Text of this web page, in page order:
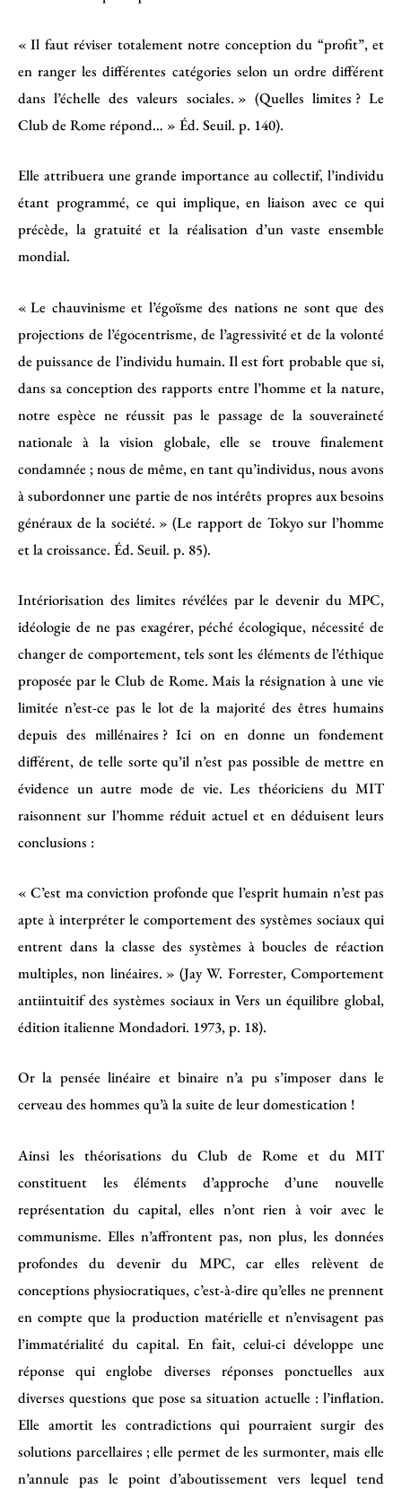
« Il faut réviser totalement notre conception du “profit”, et
en ranger les différentes catégories selon un ordre différent
dans l’échelle des valeurs sociales. » (Quelles limites ? Le
Club de Rome répond… » Éd. Seuil. p. 140).
Elle attribuera une grande importance au collectif, l’individu
étant programmé, ce qui implique, en liaison avec ce qui
précède, la gratuité et la réalisation d’un vaste ensemble
mondial.
« Le chauvinisme et l’égoïsme des nations ne sont que des
projections de l’égocentrisme, de l’agressivité et de la volonté
de puissance de l’individu humain. Il est fort probable que si,
dans sa conception des rapports entre l’homme et la nature,
notre espèce ne réussit pas le passage de la souveraineté
nationale à la vision globale, elle se trouve finalement
condamnée ; nous de même, en tant qu’individus, nous avons
à subordonner une partie de nos intérêts propres aux besoins
généraux de la société. » (Le rapport de Tokyo sur l’homme
et la croissance. Éd. Seuil. p. 85).
Intériorisation des limites révélées par le devenir du MPC,
idéologie de ne pas exagérer, péché écologique, nécessité de
changer de comportement, tels sont les éléments de l’éthique
proposée par le Club de Rome. Mais la résignation à une vie
limitée n’est-ce pas le lot de la majorité des êtres humains
depuis des millénaires ? Ici on en donne un fondement
différent, de telle sorte qu’il n’est pas possible de mettre en
évidence un autre mode de vie. Les théoriciens du MIT
raisonnent sur l’homme réduit actuel et en déduisent leurs
conclusions :
« C’est ma conviction profonde que l’esprit humain n’est pas
apte à interpréter le comportement des systèmes sociaux qui
entrent dans la classe des systèmes à boucles de réaction
multiples, non linéaires. » (Jay W. Forrester, Comportement
antiintuitif des systèmes sociaux in Vers un équilibre global,
édition italienne Mondadori. 1973, p. 18).
Or la pensée linéaire et binaire n’a pu s’imposer dans le
cerveau des hommes qu’à la suite de leur domestication !
Ainsi les théorisations du Club de Rome et du MIT
constituent les éléments d’approche d’une nouvelle
représentation du capital, elles n’ont rien à voir avec le
communisme. Elles n’affrontent pas, non plus, les données
profondes du devenir du MPC, car elles relèvent de
conceptions physiocratiques, c’est-à-dire qu’elles ne prennent
en compte que la production matérielle et n’envisagent pas
l’immatérialité du capital. En fait, celui-ci développe une
réponse qui englobe diverses réponses ponctuelles aux
diverses questions que pose sa situation actuelle : l’inflation.
Elle amortit les contradictions qui pourraient surgir des
solutions parcellaires ; elle permet de les surmonter, mais elle
n’annule pas le point d’aboutissement vers lequel tend